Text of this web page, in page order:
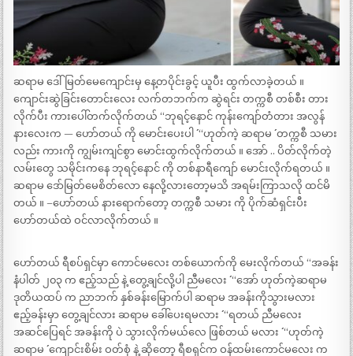
ဆရာမ ဒေါ်မြတ်မေကျောင်းမှ နေ့တပိုင်းခွင့် ယူပီး ထွက်လာခဲ့တယ် ။
ကျောင်းဆွဲခြင်းတောင်းလေး လက်တဘက်က ဆွဲရင်း တက္ကစီ တစ်စီး တား
လိုက်ပီး ကားပေါ်တက်လိုက်တယ် “ဘုရင့်နောင် ကုန်းကျော်တံတား အလွန်
နားလေးက — ဟော်တယ် ကို မောင်းပေးပါ ´´ “ဟုတ်ကဲ့ ဆရာမ ´´ တက္ကစီ သမား
လည်း ကားကို ကျွမ်းကျင်စွာ မောင်းထွက်လိုက်တယ် ။ အော် .. ပိတ်လိုက်တဲ့
လမ်းတွေ သမိုင်းကနေ ဘုရင့်နောင် ကို တစ်နာရီကျော် မောင်းလိုက်ရတယ် ။
ဆရာမ ဒော်မြတ်မေစိတ်လော နေလို့လားတော့မသိ အရမ်းကြာသလို ထင်မိ
တယ် ။ –ဟော်တယ် နားရောက်တော့ တက္ကစီ သမား ကို ပိုက်ဆံရှင်းပီး
ဟော်တယ်ထဲ ဝင်လာလိုက်တယ် ။
ဟော်တယ် ရီစပ်ရှင်မှာ ကောင်မလေး တစ်ယောက်ကို မေးလိုက်တယ် “အခန်း
နံပါတ် ၂၀၃ က ဧည့်သည် နဲ့ တွေ့ချင်လို့ပါ ညီမလေး ´´ “အော် ဟုတ်ကဲ့ဆရာမ
ဒုတိယထပ် က ညာဘက် နှစ်ခန်းမြောက်ပါ ဆရာမ အခန်းကိုသွားမလား
ဧည့်ခန်းမှာ တွေ့ချင်လား ဆရာမ ခေါ်ပေးရမလား ´´ “ရတယ် ညီမလေး
အဆင်ပြေရင် အခန်းကို ပဲ သွားလိုက်မယ်လေ ဖြစ်တယ် မလား ´´ “ဟုတ်ကဲ့
ဆရာမ ´´ ကျောင်းစိမ်း ဝတ်စုံ နဲ့ ဆိုတော့ ရီစရှင်က ဝန်ထမ်းကောင်မလေး က